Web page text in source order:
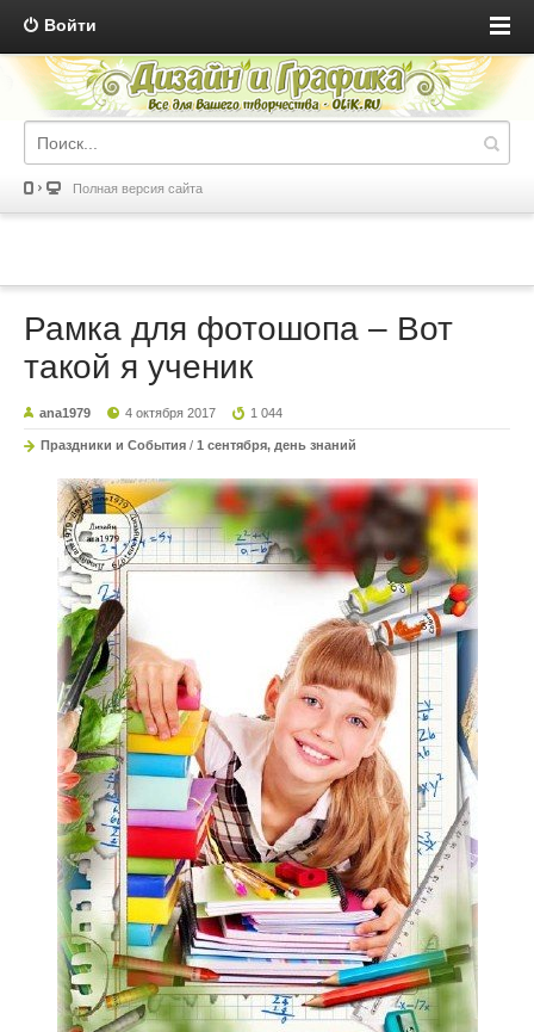
Войти
Полная версия сайта
Рамка для фотошопа – Вот
такой я ученик
ana1979 4 октября 2017 1 044
Праздники и События / 1 сентября, день знаний